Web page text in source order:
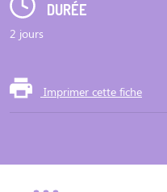
DURÉE
2 jours
Imprimer cette fiche